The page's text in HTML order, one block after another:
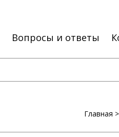
Вопросы и ответы
Главная >